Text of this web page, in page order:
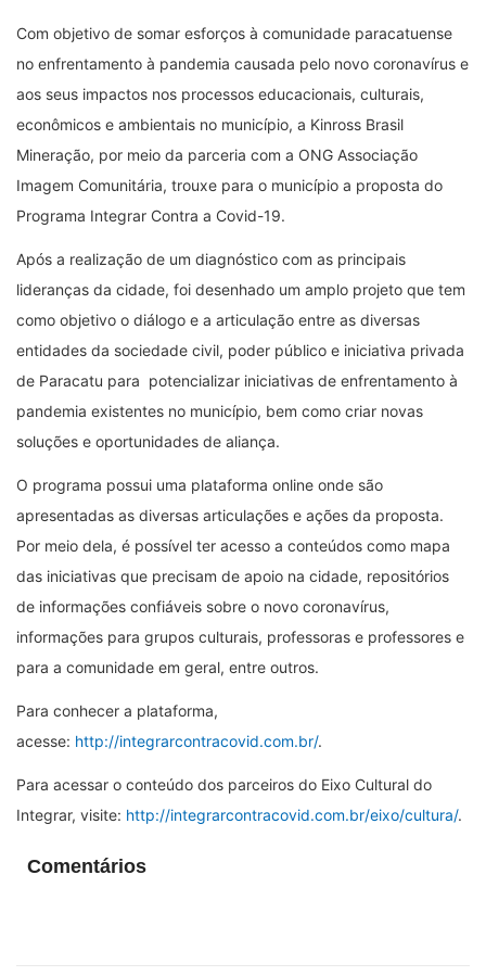
Com objetivo de somar esforços à comunidade paracatuense
no enfrentamento à pandemia causada pelo novo coronavírus e
aos seus impactos nos processos educacionais, culturais,
econômicos e ambientais no município, a Kinross Brasil
Mineração, por meio da parceria com a ONG Associação
Imagem Comunitária, trouxe para o município a proposta do
Programa Integrar Contra a Covid-19.
Após a realização de um diagnóstico com as principais
lideranças da cidade, foi desenhado um amplo projeto que tem
como objetivo o diálogo e a articulação entre as diversas
entidades da sociedade civil, poder público e iniciativa privada
de Paracatu para potencializar iniciativas de enfrentamento à
pandemia existentes no município, bem como criar novas
soluções e oportunidades de aliança.
O programa possui uma plataforma online onde são
apresentadas as diversas articulações e ações da proposta.
Por meio dela, é possível ter acesso a conteúdos como mapa
das iniciativas que precisam de apoio na cidade, repositórios
de informações confiáveis sobre o novo coronavírus,
informações para grupos culturais, professoras e professores e
para a comunidade em geral, entre outros.
Para conhecer a plataforma,
acesse: http://integrarcontracovid.com.br/.
Para acessar o conteúdo dos parceiros do Eixo Cultural do
Integrar, visite: http://integrarcontracovid.com.br/eixo/cultura/.
Comentários